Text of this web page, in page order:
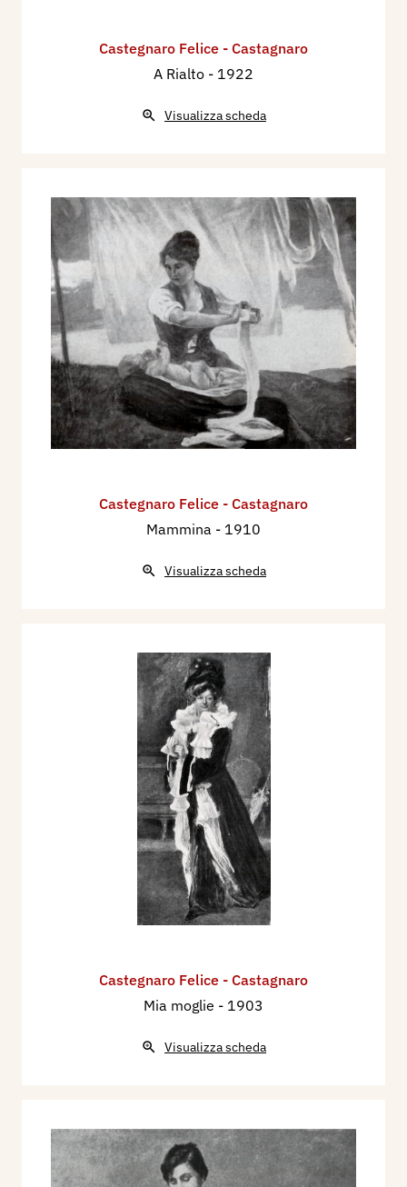
Castegnaro Felice - Castagnaro
A Rialto - 1922
Visualizza scheda
Castegnaro Felice - Castagnaro
Mammina - 1910
Visualizza scheda
Castegnaro Felice - Castagnaro
Mia moglie - 1903
Visualizza scheda